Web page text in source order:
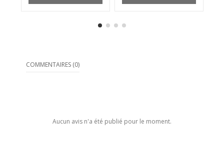
COMMENTAIRES (0)
Aucun avis n'a été publié pour le moment.